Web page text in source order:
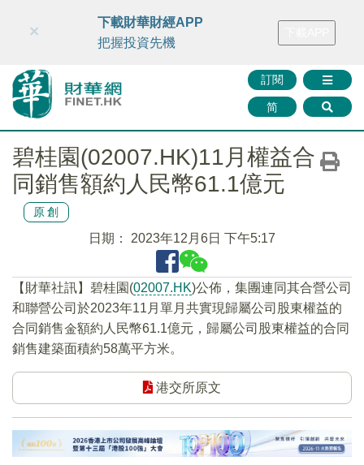
財華智庫網 FINTV FINMETA 財華證券 媒體矩陣
訂閱
简
×
下載財華財經APP
把握投資先機
碧桂園(02007.HK)11月權益合
同銷售額約人民幣61.1億元
原創
日期： 2023年12月6日 下午5:17
【財華社訊】碧桂園(02007.HK)公佈，集團連同其合營公司
和聯營公司於2023年11月單月共實現歸屬公司股東權益的
合同銷售金額約人民幣61.1億元，歸屬公司股東權益的合同
銷售建築面積約58萬平方米。
港交所原文